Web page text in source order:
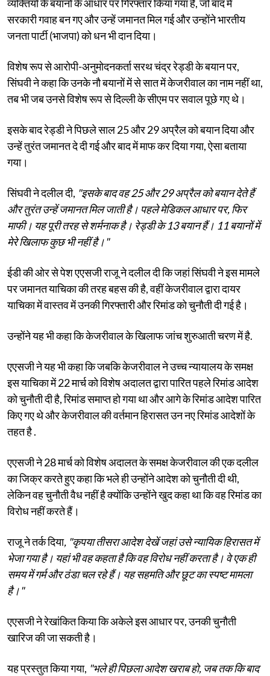
व्यक्तियों के बयानों के आधार पर गिरफ्तार किया गया है, जो बाद में
सरकारी गवाह बन गए और उन्हें जमानत मिल गई और उन्होंने भारतीय
जनता पार्टी (भाजपा) को धन भी दान दिया।
विशेष रूप से आरोपी-अनुमोदनकर्ता सरथ चंद्र रेड्डी के बयान पर,
सिंघवी ने कहा कि उनके नौ बयानों में से सात में केजरीवाल का नाम नहीं था,
तब भी जब उनसे विशेष रूप से दिल्ली के सीएम पर सवाल पूछे गए थे।
इसके बाद रेड्डी ने पिछले साल 25 और 29 अप्रैल को बयान दिया और
उन्हें तुरंत जमानत दे दी गई और बाद में माफ कर दिया गया, ऐसा बताया
गया।
सिंघवी ने दलील दी, "इसके बाद वह 25 और 29 अप्रैल को बयान देते हैं
और तुरंत उन्हें जमानत मिल जाती है। पहले मेडिकल आधार पर, फिर
माफी। यह पूरी तरह से शर्मनाक है। रेड्डी के 13 बयान हैं। 11 बयानों में
मेरे खिलाफ कुछ भी नहीं है।"
ईडी की ओर से पेश एएसजी राजू ने दलील दी कि जहां सिंघवी ने इस मामले
पर जमानत याचिका की तरह बहस की है, वहीं केजरीवाल द्वारा दायर
याचिका में वास्तव में उनकी गिरफ्तारी और रिमांड को चुनौती दी गई है।
उन्होंने यह भी कहा कि केजरीवाल के खिलाफ जांच शुरुआती चरण में है.
एएसजी ने यह भी कहा कि जबकि केजरीवाल ने उच्च न्यायालय के समक्ष
इस याचिका में 22 मार्च को विशेष अदालत द्वारा पारित पहले रिमांड आदेश
को चुनौती दी है, रिमांड समाप्त हो गया था और आगे के रिमांड आदेश पारित
किए गए थे और केजरीवाल की वर्तमान हिरासत उन नए रिमांड आदेशों के
तहत है .
एएसजी ने 28 मार्च को विशेष अदालत के समक्ष केजरीवाल की एक दलील
का जिक्र करते हुए कहा कि भले ही उन्होंने आदेश को चुनौती दी थी,
लेकिन वह चुनौती वैध नहीं है क्योंकि उन्होंने खुद कहा था कि वह रिमांड का
विरोध नहीं करते हैं।
राजू ने तर्क दिया, "कृपया तीसरा आदेश देखें जहां उसे न्यायिक हिरासत में
भेजा गया है। यहां भी वह कहता है कि वह विरोध नहीं करता है। वे एक ही
समय में गर्म और ठंडा चल रहे हैं। यह सहमति और छूट का स्पष्ट मामला
है।"
एएसजी ने रेखांकित किया कि अकेले इस आधार पर, उनकी चुनौती
खारिज की जा सकती है।
यह प्रस्तुत किया गया, "भले ही पिछला आदेश खराब हो, जब तक कि बाद